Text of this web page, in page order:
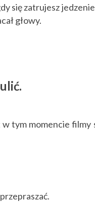
się zatrujesz
głowy.
tym momencie filmy